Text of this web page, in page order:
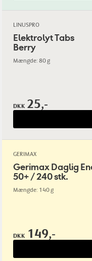
LINUSPRO
Elektrolyt Tabs
Berry
Mængde: 80 g
DKK 25,-
GERIMAX
Gerimax Daglig
50+ / 240 stk.
Mængde: 140 g
DKK 149,-